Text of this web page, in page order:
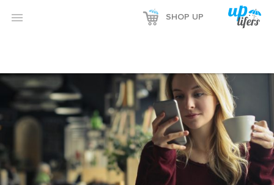
 SHOP UP